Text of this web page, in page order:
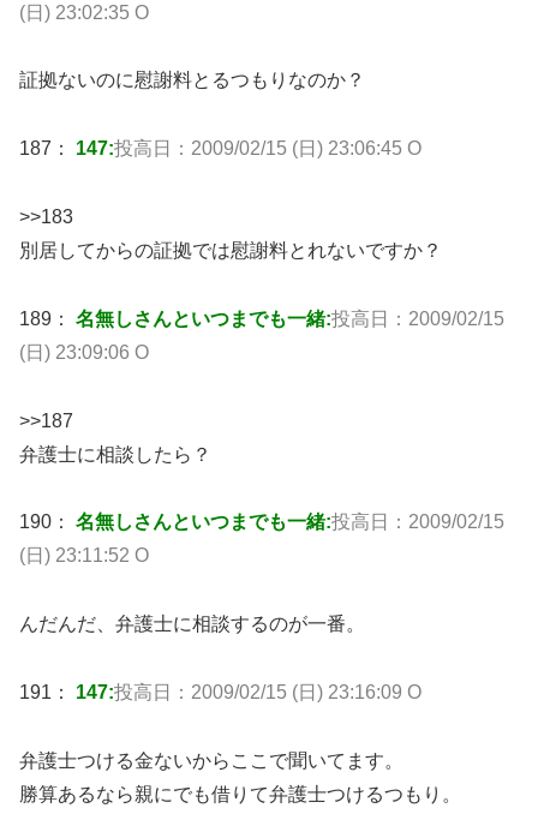
(日) 23:02:35 O
証拠ないのに慰謝料とるつもりなのか？
187： 147:投高日：2009/02/15 (日) 23:06:45 O
>>183
別居してからの証拠では慰謝料とれないですか？
189： 名無しさんといつまでも一緒:投高日：2009/02/15
(日) 23:09:06 O
>>187
弁護士に相談したら？
190： 名無しさんといつまでも一緒:投高日：2009/02/15
(日) 23:11:52 O
んだんだ、弁護士に相談するのが一番。
191： 147:投高日：2009/02/15 (日) 23:16:09 O
弁護士つける金ないからここで聞いてます。
勝算あるなら親にでも借りて弁護士つけるつもり。